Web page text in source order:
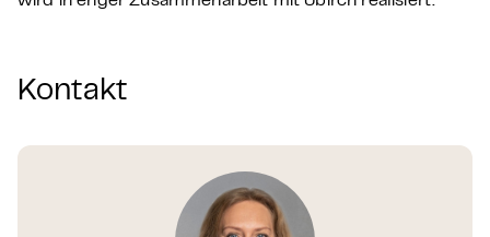
Kontakt